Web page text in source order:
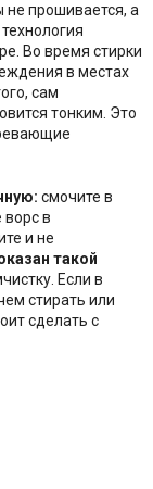
не прошивается, а
Во время стирки
в местах
сам
тонким. Это
смочите в
в
и не
такой
Если в
стирать или
сделать с